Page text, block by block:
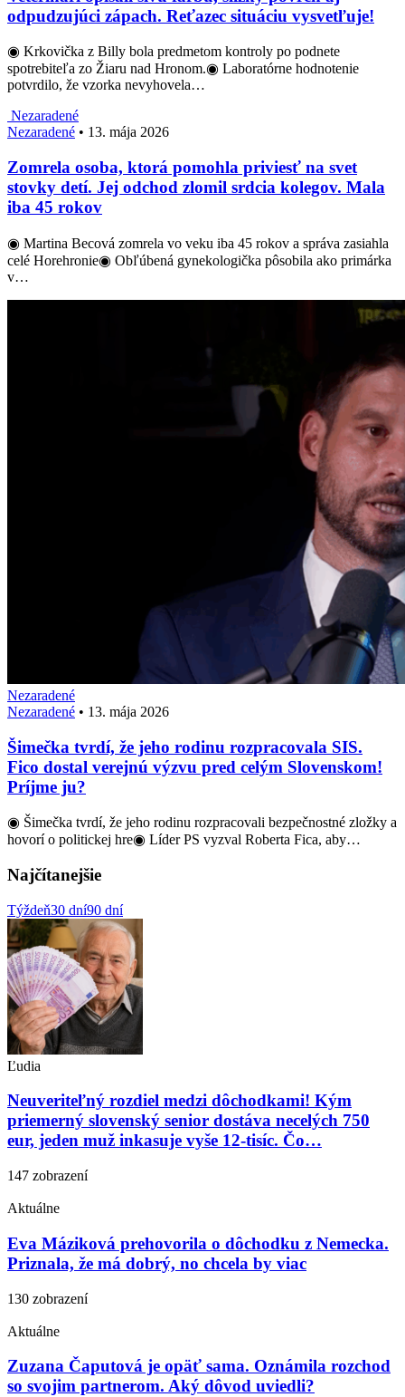
odpudzujúci zápach. Reťazec situáciu vysvetľuje!
◉ Krkovička z Billy bola predmetom kontroly po podnete
spotrebiteľa zo Žiaru nad Hronom.◉ Laboratórne hodnotenie
potvrdilo, že vzorka nevyhovela…
Nezaradené
Nezaradené • 13. mája 2026
Zomrela osoba, ktorá pomohla priviesť na svet
stovky detí. Jej odchod zlomil srdcia kolegov. Mala
iba 45 rokov
◉ Martina Becová zomrela vo veku iba 45 rokov a správa zasiahla
celé Horehronie◉ Obľúbená gynekologička pôsobila ako primárka
v…
Nezaradené
Nezaradené • 13. mája 2026
Šimečka tvrdí, že jeho rodinu rozpracovala SIS.
Fico dostal verejnú výzvu pred celým Slovenskom!
Príjme ju?
◉ Šimečka tvrdí, že jeho rodinu rozpracovali bezpečnostné zložky a
hovorí o politickej hre◉ Líder PS vyzval Roberta Fica, aby…
Najčítanejšie
Týždeň30 dní90 dní
Ľudia
Neuveriteľný rozdiel medzi dôchodkami! Kým
priemerný slovenský senior dostáva necelých 750
eur, jeden muž inkasuje vyše 12-tisíc. Čo…
147 zobrazení
Aktuálne
Eva Máziková prehovorila o dôchodku z Nemecka.
Priznala, že má dobrý, no chcela by viac
130 zobrazení
Aktuálne
Zuzana Čaputová je opäť sama. Oznámila rozchod
so svojim partnerom. Aký dôvod uviedli?